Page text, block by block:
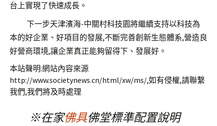
台上實現了快速成長。
下一步天津濱海-中關村科技園將繼續支持以科技為
本的好企業、好項目的發展,不斷完善創新生態體系,營造良
好營商環境,讓企業真正能夠留得下、發展好。
本站聲明:網站內容來源
http://www.societynews.cn/html/xw/ms/,如有侵權,請聯繫
我們,我們將及時處理
※在家佛具佛堂標準配置說明